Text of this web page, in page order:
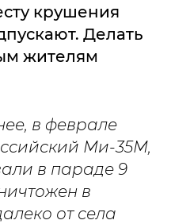
крушения
Делать
жителям
в феврале
Ми-35М,
в параде 9
в
от села